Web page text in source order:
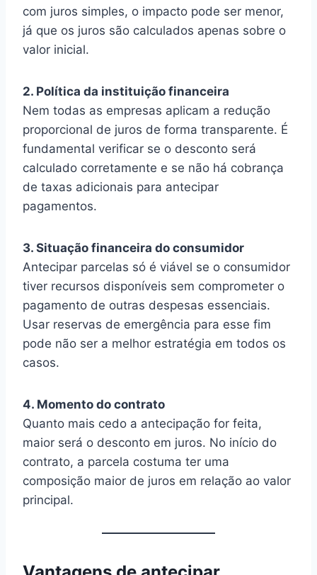
com juros simples, o impacto pode ser menor,
já que os juros são calculados apenas sobre o
valor inicial.
2. Política da instituição financeira
Nem todas as empresas aplicam a redução
proporcional de juros de forma transparente. É
fundamental verificar se o desconto será
calculado corretamente e se não há cobrança
de taxas adicionais para antecipar
pagamentos.
3. Situação financeira do consumidor
Antecipar parcelas só é viável se o consumidor
tiver recursos disponíveis sem comprometer o
pagamento de outras despesas essenciais.
Usar reservas de emergência para esse fim
pode não ser a melhor estratégia em todos os
casos.
4. Momento do contrato
Quanto mais cedo a antecipação for feita,
maior será o desconto em juros. No início do
contrato, a parcela costuma ter uma
composição maior de juros em relação ao valor
principal.